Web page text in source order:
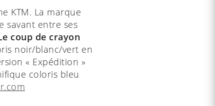
KTM. La marque
savant entre ses
coup de crayon
noir/blanc/vert en
« Expédition »
coloris bleu